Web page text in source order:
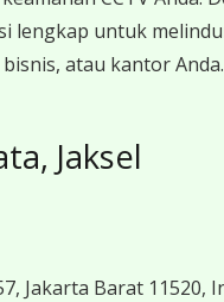
lengkap untuk
atau kantor Anda.
Jaksel
Jakarta Barat 11520,